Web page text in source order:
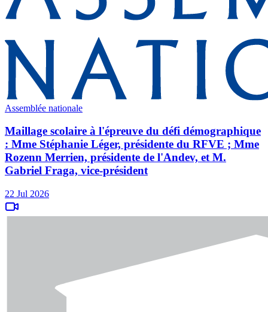
Assemblée nationale
Maillage scolaire à l'épreuve du défi démographique
: Mme Stéphanie Léger, présidente du RFVE ; Mme
Rozenn Merrien, présidente de l'Andev, et M.
Gabriel Fraga, vice-président
22 Jul 2026